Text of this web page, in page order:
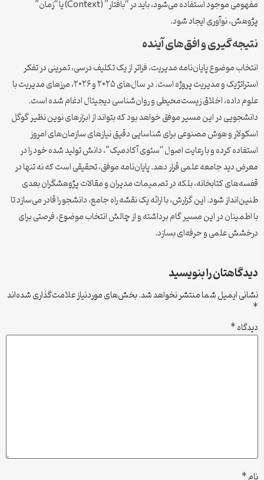
مفهومی موجود استفاده می‌شود، باید در “بافتار” (Context) یا “زمان”
پژوهش، نوآوری ایجاد شود.
نتیجه‌گیری و افق‌های آینده
انتخاب موضوع پایان‌نامه مدیریت، فراتر از یک تکلیف درسی، تمرینی در تفکر
استراتژیک و مدیریت پروژه است. در سال‌های ۲۰۲۵ و ۲۰۲۶، مرزهای مدیریت با
علوم داده، اخلاق زیست‌محیطی و روان‌شناسی دیجیتال ادغام شده است.
دانشجویی در این مسیر موفق خواهد بود که بتواند از ابزارهای نوین نظیر گوگل
اسکولار و هوش مصنوعی برای شناسایی دقیق نیازهای سازمان‌های امروز
استفاده کرده و با رعایت اصول “سئوی آکادمیک”، دانش تولید شده خود را در
معرض دید جامعه علمی قرار دهد. پایان‌نامه موفق، تحقیقی است که نه تنها در
قفسه‌های کتابخانه، بلکه در تصمیمات مدیران و مقالات پژوهشگران بعدی
طنین‌انداز شود. این گزارش، با ارائه یک نقشه راه جامع، دانشجو را قادر می‌سازد تا
با اطمینان در این مسیر گام برداشته و از چالش انتخاب موضوع، فرصتی برای
درخشش علمی و حرفه‌ای بسازد.
دیدگاهتان را بنویسید
نشانی ایمیل شما منتشر نخواهد شد.بخش‌های موردنیاز علامت‌گذاری شده‌اند
*
دیدگاه*
نام*